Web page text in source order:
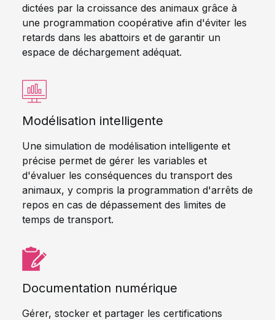
dictées par la croissance des animaux grâce à
une programmation coopérative afin d'éviter les
retards dans les abattoirs et de garantir un
espace de déchargement adéquat.
Modélisation intelligente
Une simulation de modélisation intelligente et
précise permet de gérer les variables et
d'évaluer les conséquences du transport des
animaux, y compris la programmation d'arrêts de
repos en cas de dépassement des limites de
temps de transport.
Documentation numérique
Gérer, stocker et partager les certifications